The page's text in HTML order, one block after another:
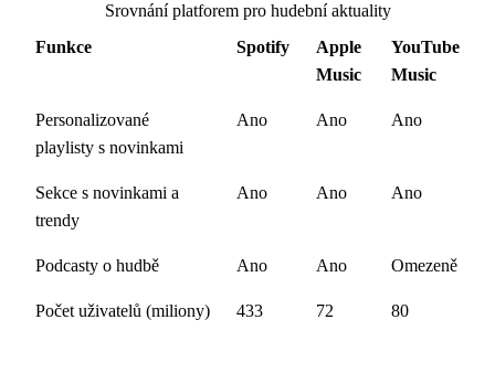
Srovnání platforem pro hudební aktuality
Funkce
Spotify
Apple
Music
YouTube
Music
Personalizované
playlisty s novinkami
Ano Ano Ano
Sekce s novinkami a
trendy
Ano Ano Ano
Podcasty o hudbě Ano Ano Omezeně
Počet uživatelů (miliony) 433 72 80